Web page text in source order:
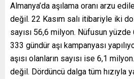
Almanya’da aşılama oranı arzu
değil. 22 Kasım salı itibariyle iki
sayısı 56,6 milyon. Nüfusun yüzde
333 gündür aşı kampanyası
aşısı olanların sayısı ise 6,1
değil. Dördüncü dalga tüm hızıyla